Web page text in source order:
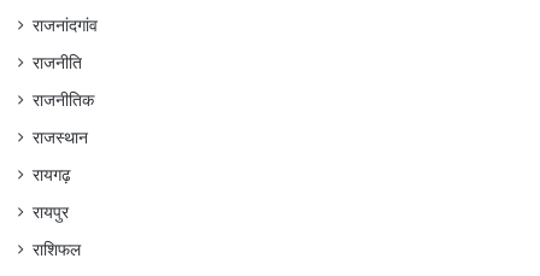
राजनांदगांव
राजनीति
राजनीतिक
राजस्थान
रायगढ़
रायपुर
राशिफल